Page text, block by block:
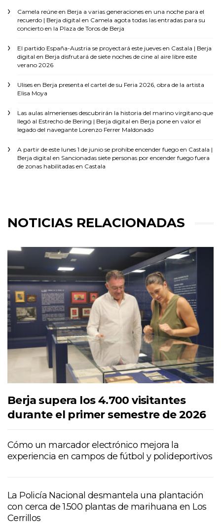
Camela reúne en Berja a varias generaciones en una noche para el
recuerdo | Berja digital en Camela agota todas las entradas para su
concierto en la Plaza de Toros de Berja
El partido España-Austria se proyectará este jueves en Castala | Berja
digital en Berja disfrutará de siete noches de cine al aire libre este
verano 2026
Ulises en Berja presenta el cartel de su Feria 2026, obra de la artista
Elisa Moya
Las aulas almerienses descubrirán la historia del marino virgitano que
llegó al Estrecho de Bering | Berja digital en Berja pone en valor el
legado del navegante Lorenzo Ferrer Maldonado
A partir de este lunes 1 de junio se prohíbe encender fuego en Castala |
Berja digital en Sancionadas siete personas por encender fuego fuera
de zonas habilitadas en Castala
NOTICIAS RELACIONADAS
Berja supera los 4.700 visitantes
durante el primer semestre de 2026
Cómo un marcador electrónico mejora la
experiencia en campos de fútbol y polideportivos
La Policía Nacional desmantela una plantación
con cerca de 1.500 plantas de marihuana en Los
Cerrillos